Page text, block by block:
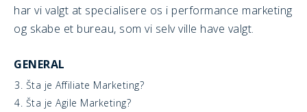
har vi valgt at specialisere os i performance marketing
og skabe et bureau, som vi selv ville have valgt.
GENERAL
3. Šta je Affiliate Marketing?
4. Šta je Agile Marketing?